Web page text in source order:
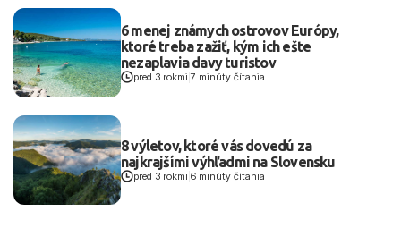
6 menej známych ostrovov Európy,
ktoré treba zažiť, kým ich ešte
nezaplavia davy turistov
pred 3 rokmi |7 minúty čítania
8 výletov, ktoré vás dovedú za
najkrajšími výhľadmi na Slovensku
pred 3 rokmi 6 minúty čítania